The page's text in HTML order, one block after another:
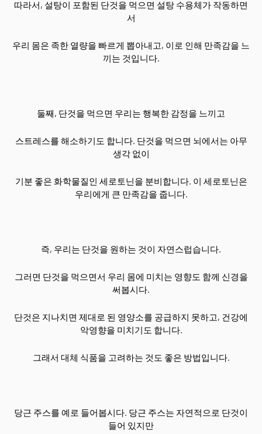
따라서, 설탕이 포함된 단것을 먹으면 설탕 수용체가 작동하면
서
우리 몸은 족한 열량을 빠르게 뽑아내고, 이로 인해 만족감을 느
끼는 것입니다.
둘째, 단것을 먹으면 우리는 행복한 감정을 느끼고
스트레스를 해소하기도 합니다. 단것을 먹으면 뇌에서는 아무
생각 없이
기분 좋은 화학물질인 세로토닌을 분비합니다. 이 세로토닌은
우리에게 큰 만족감을 줍니다.
즉, 우리는 단것을 원하는 것이 자연스럽습니다.
그러면 단것을 먹으면서 우리 몸에 미치는 영향도 함께 신경을
써봅시다.
단것은 지나치면 제대로 된 영양소를 공급하지 못하고, 건강에
악영향을 미치기도 합니다.
그래서 대체 식품을 고려하는 것도 좋은 방법입니다.
당근 주스를 예로 들어봅시다. 당근 주스는 자연적으로 단것이
들어 있지만